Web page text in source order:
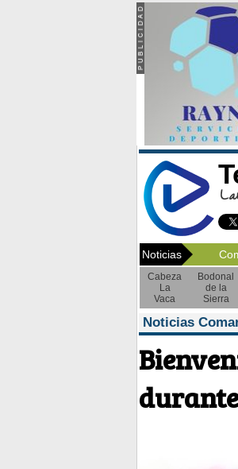
Noticias
Cabeza
La
Vaca
Bodonal
de la
Sierra
Noticias